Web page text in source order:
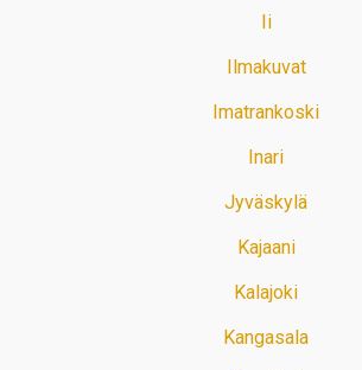
Ii
Ilmakuvat
Imatrankoski
Inari
Jyväskylä
Kajaani
Kalajoki
Kangasala